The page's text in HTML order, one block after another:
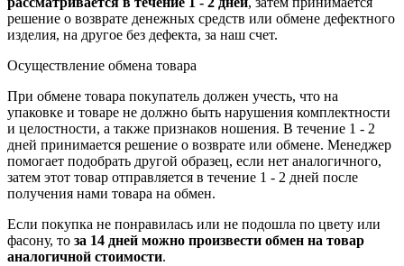
решение о возврате денежных средств или обмене дефектного
изделия, на другое без дефекта, за наш счет.
Осуществление обмена товара
При обмене товара покупатель должен учесть, что на
упаковке и товаре не должно быть нарушения комплектности
и целостности, а также признаков ношения. В течение 1 - 2
дней принимается решение о возврате или обмене. Менеджер
помогает подобрать другой образец, если нет аналогичного,
затем этот товар отправляется в течение 1 - 2 дней после
получения нами товара на обмен.
Если покупка не понравилась или не подошла по цвету или
фасону, то за 14 дней можно произвести обмен на товар
аналогичной стоимости.